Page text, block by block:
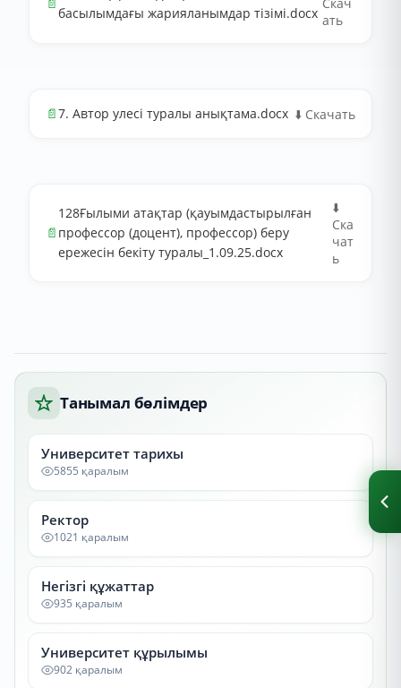
басылымдағы жарияланымдар тізімі.docx ать
📄7. Автор улесі туралы анықтама.docx ⬇️ Скачать
📄
128Ғылыми атақтар (қауымдастырылған
профессор (доцент), профессор) беру
ережесін бекіту туралы_1.09.25.docx
⬇️
Ска
чат
ь
Танымал бөлімдер
Университет тарихы
5855 қаралым
Ректор
1021 қаралым
Негізгі құжаттар
935 қаралым
Университет құрылымы
902 қаралым